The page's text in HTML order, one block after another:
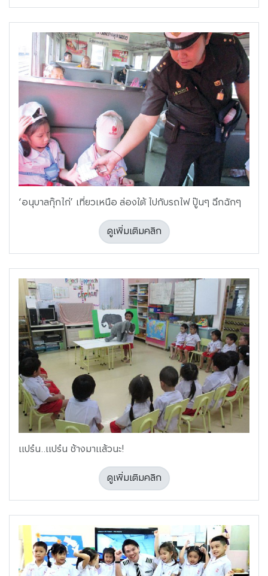
‘อนุบาลกุ๊กไก่’ เที่ยวเหนือ ล่องใต้ ไปกับรถไฟ ปู๊นๆ ฉึกฉักๆ
ดูเพิ่มเติมคลิก
แปร๋น..แปร๋น ช้างมาแล้วนะ!
ดูเพิ่มเติมคลิก